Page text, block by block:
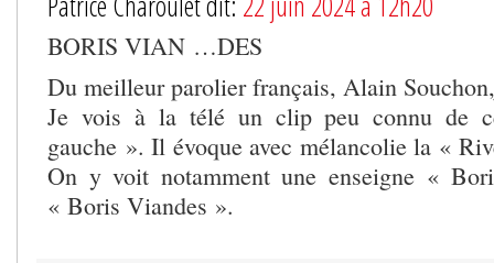
BORIS VIAN …DES
Du meilleur parolier français, Alain
Je vois à la télé un clip peu connu de
gauche ». Il évoque avec mélancolie la «
On y voit notamment une enseigne «
« Boris Viandes ».